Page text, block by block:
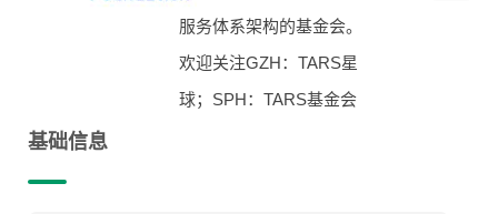
服务体系架构的基金会。
欢迎关注GZH：TARS星
球；SPH：TARS基金会
基础信息